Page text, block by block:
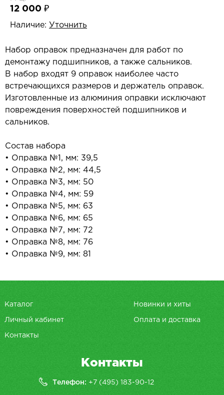
12 000 ₽
Наличие: Уточнить
Набор оправок предназначен для работ по
демонтажу подшипников, а также сальников.
В набор входят 9 оправок наиболее часто
встречающихся размеров и держатель оправок.
Изготовленные из алюминия оправки исключают
повреждения поверхностей подшипников и
сальников.
Состав набора
• Оправка №1, мм: 39,5
• Оправка №2, мм: 44,5
• Оправка №3, мм: 50
• Оправка №4, мм: 59
• Оправка №5, мм: 63
• Оправка №6, мм: 65
• Оправка №7, мм: 72
• Оправка №8, мм: 76
• Оправка №9, мм: 81
Каталог Новинки и хиты
Личный кабинет Оплата и доставка
Контакты
Контакты
Телефон: +7 (495) 183-90-12